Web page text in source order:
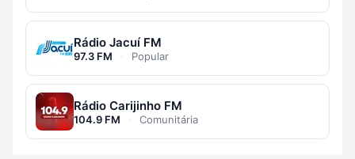
Rádio Jacuí FM
97.3 FM · Popular
Rádio Carijinho FM
104.9 FM · Comunitária